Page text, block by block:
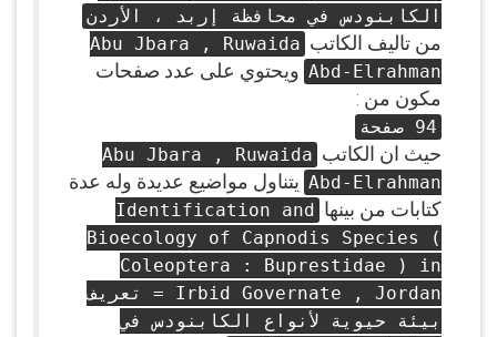
الكابنودس في محافظة إربد ، الأردن
من تاليف الكاتب Abu Jbara , Ruwaida
Abd-Elrahman ويحتوي على عدد صفحات
مكون من :
94 صفحة
حيث ان الكاتب Abu Jbara , Ruwaida
Abd-Elrahman يتناول مواضيع عديدة وله عدة
كتابات من بينها Identification and
Bioecology of Capnodis Species (
Coleoptera : Buprestidae ) in
Irbid Governate , Jordan = تعريف
بيئة حيوية لأنواع الكابنودس في